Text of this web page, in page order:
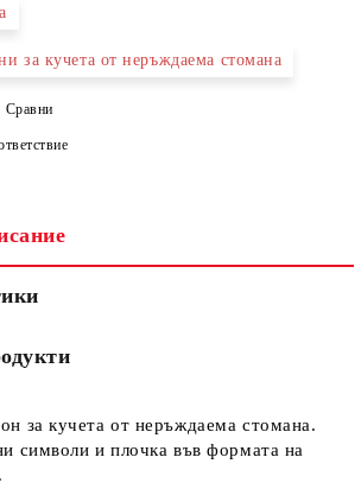
с вас в рамките на работния ден.
за кучета от неръждаема стомана
Сравни
за кучета от неръждаема стомана.
символи и плочка във формата на